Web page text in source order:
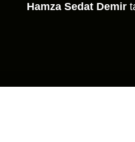
Hamza Sedat Demir